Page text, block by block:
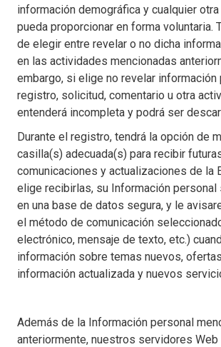
información demográfica y cualquier
pueda proporcionar en forma voluntaria.
de elegir entre revelar o no dicha
en las actividades mencionadas
embargo, si elige no revelar información
registro, solicitud, comentario u otra
entenderá incompleta y podrá ser
Durante el registro, tendrá la opción de
casilla(s) adecuada(s) para recibir
comunicaciones y actualizaciones de la
elige recibirlas, su Información personal
en una base de datos segura, y le
el método de comunicación
electrónico, mensaje de texto, etc.)
información sobre temas nuevos,
información actualizada y nuevos
Además de la Información personal
anteriormente, nuestros servidores